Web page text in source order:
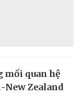
mối quan hệ
New Zealand